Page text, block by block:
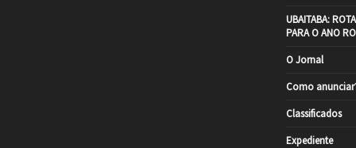
UBAITABA:
PARA O ANO
O Jornal
Como
Classificados
Expediente